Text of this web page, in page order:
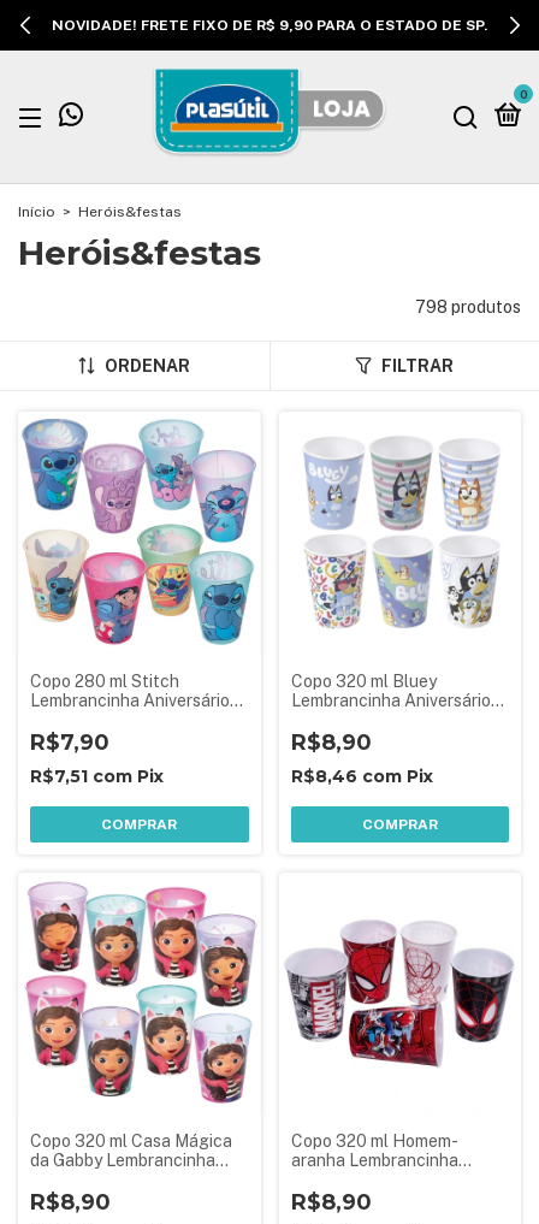
NOVIDADE! FRETE FIXO DE R$ 9,90 PARA O ESTADO DE SP.
0
Início > Heróis&festas
Heróis&festas
798 produtos
ORDENAR FILTRAR
Copo 280 ml Stitch
Lembrancinha Aniversário
Sortida
R$7,90
R$7,51 com Pix
COMPRAR
Copo 320 ml Bluey
Lembrancinha Aniversário
Sortida
R$8,90
R$8,46 com Pix
COMPRAR
Copo 320 ml Casa Mágica
da Gabby Lembrancinha
Peça Sortida
R$8,90
Copo 320 ml Homem-
aranha Lembrancinha
R$8,90